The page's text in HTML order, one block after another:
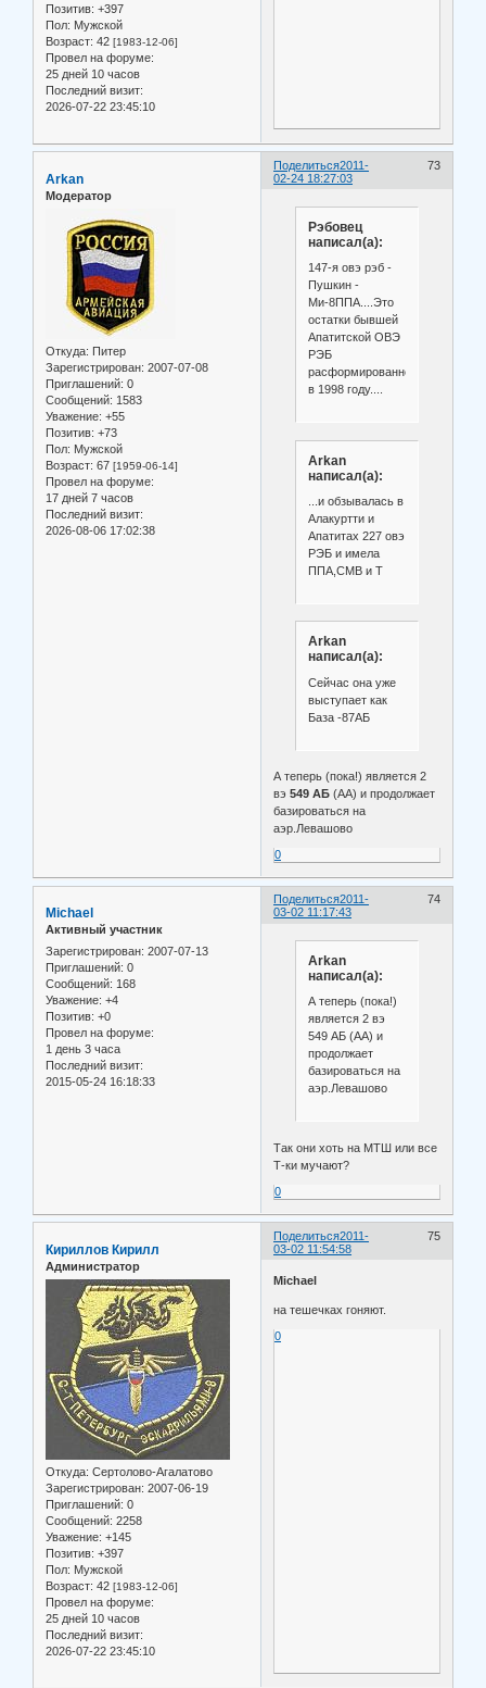
Позитив: +397
Пол: Мужской
Возраст: 42 [1983-12-06]
Провел на форуме:
25 дней 10 часов
Последний визит:
2026-07-22 23:45:10
Поделиться 73
2011-
02-24 18:27:03
Arkan
Модератор
Откуда: Питер
Зарегистрирован: 2007-07-08
Приглашений: 0
Сообщений: 1583
Уважение: +55
Позитив: +73
Пол: Мужской
Возраст: 67 [1959-06-14]
Провел на форуме:
17 дней 7 часов
Последний визит:
2026-08-06 17:02:38
Рэбовец
написал(а):
147-я овэ рэб -
Пушкин -
Ми-8ППА....Это
остатки бывшей
Апатитской ОВЭ
РЭБ
расформированной
в 1998 году....
Arkan
написал(а):
...и обзывалась в
Алакуртти и
Апатитах 227 овэ
РЭБ и имела
ППА,СМВ и Т
Arkan
написал(а):
Сейчас она уже
выступает как
База -87АБ
А теперь (пока!) является 2
вэ549 АБ (АА) и продолжает
базироваться на
аэр.Левашово
0
Поделиться 74
2011-
03-02 11:17:43
Michael
Активный участник
Зарегистрирован: 2007-07-13
Приглашений: 0
Сообщений: 168
Уважение: +4
Позитив: +0
Провел на форуме:
1 день 3 часа
Последний визит:
2015-05-24 16:18:33
Arkan
написал(а):
А теперь (пока!)
является 2 вэ
549 АБ (АА) и
продолжает
базироваться на
аэр.Левашово
Так они хоть на МТШ или все
Т-ки мучают?
0
Поделиться 75
2011-
03-02 11:54:58
Кириллов Кирилл
Администратор
Откуда: Сертолово-Агалатово
Зарегистрирован: 2007-06-19
Приглашений: 0
Сообщений: 2258
Уважение: +145
Позитив: +397
Пол: Мужской
Возраст: 42 [1983-12-06]
Провел на форуме:
25 дней 10 часов
Последний визит:
2026-07-22 23:45:10
Michael
на тешечках гоняют.
0